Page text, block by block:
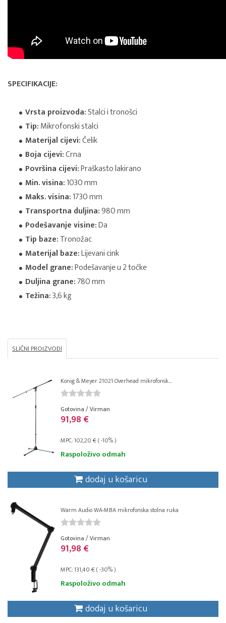
SPECIFIKACIJE:
Vrsta proizvoda:Stalci i tronošci
Tip:Mikrofonski stalci
Materijal cijevi:Čelik
Boja cijevi:Crna
Površina cijevi:Praškasto lakirano
Min. visina:1030 mm
Maks. visina:1730 mm
Transportna duljina:980 mm
Podešavanje visine:Da
Tip baze:Tronožac
Materijal baze:Lijevani cink
Model grane:Podešavanje u 2 točke
Duljina grane:780 mm
Težina:3,6 kg
SLIČNI PROIZVODI
Konig & Meyer 21021 Overhead mikrofonsk...
Gotovina / Virman
91,98 €
MPC: 102,20 € ( -10% )
Raspoloživo odmah
dodaj u košaricu
Warm Audio WA-MBA mikrofonska stolna ruka
Gotovina / Virman
91,98 €
MPC: 131,40 € ( -30% )
Raspoloživo odmah
dodaj u košaricu